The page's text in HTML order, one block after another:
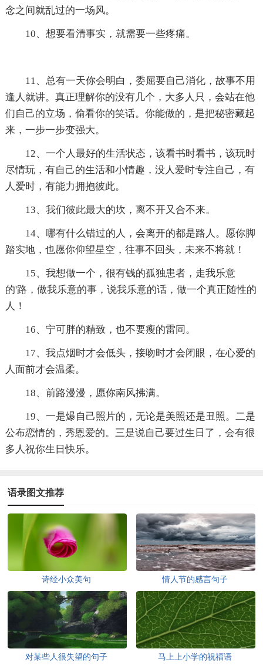
念之间就乱过的一场风。
10、想要看清事实，就需要一些疼痛。
11、总有一天你会明白，委屈要自己消化，故事不用
逢人就讲。真正理解你的没有几个，大多人只，会站在他
们自己的立场，偷看你的笑话。你能做的，是把秘密藏起
来，一步一步变强大。
12、一个人最好的生活状态，该看书时看书，该玩时
尽情玩，有自己的生活和小情趣，没人爱时专注自己，有
人爱时，有能力拥抱彼此。
13、我们彼此最大的坎，离不开又合不来。
14、哪有什么错过的人，会离开的都是路人。愿你脚
踏实地，也愿你仰望星空，往事不回头，未来不将就！
15、我想做一个，很有钱的孤独患者，走我乐意
的'路，做我乐意的事，说我乐意的话，做一个真正随性的
人！
16、宁可胖的精致，也不要瘦的雷同。
17、我点烟时才会低头，接吻时才会闭眼，在心爱的
人面前才会温柔。
18、前路漫漫，愿你南风拂满。
19、一是爆自己照片的，无论是美照还是丑照。二是
公布恋情的，秀恩爱的。三是说自己要过生日了，会有很
多人祝你生日快乐。
语录图文推荐
诗经小众美句 情人节的感言句子
对某些人很失望的句子 马上上小学的祝福语